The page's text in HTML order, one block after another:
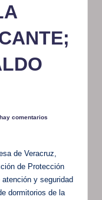
comentarios
de Veracruz,
de Protección
y seguridad
dormitorios de la